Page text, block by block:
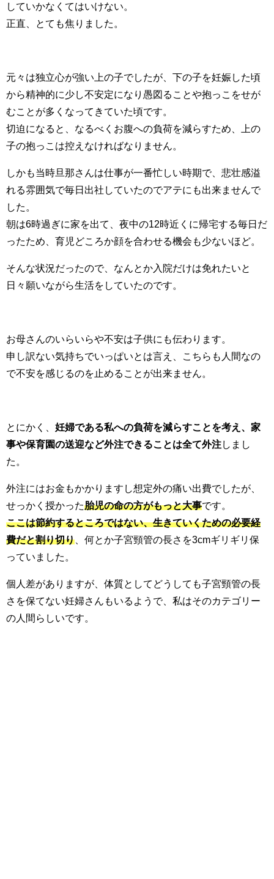
していかなくてはいけない。
正直、とても焦りました。
元々は独立心が強い上の子でしたが、下の子を妊娠した頃
から精神的に少し不安定になり愚図ることや抱っこをせが
むことが多くなってきていた頃です。
切迫になると、なるべくお腹への負荷を減らすため、上の
子の抱っこは控えなければなりません。
しかも当時旦那さんは仕事が一番忙しい時期で、悲壮感溢
れる雰囲気で毎日出社していたのでアテにも出来ませんで
した。
朝は6時過ぎに家を出て、夜中の12時近くに帰宅する毎日だ
ったため、育児どころか顔を合わせる機会も少ないほど。
そんな状況だったので、なんとか入院だけは免れたいと
日々願いながら生活をしていたのです。
お母さんのいらいらや不安は子供にも伝わります。
申し訳ない気持ちでいっぱいとは言え、こちらも人間なの
で不安を感じるのを止めることが出来ません。
とにかく、 妊婦である私への負荷を減らすことを考え、家
事や保育園の送迎など外注できることは全て外注しまし
た。
外注にはお金もかかりますし想定外の痛い出費でしたが、
せっかく授かった胎児の命の方がもっと大事です。
ここは節約するところではない、生きていくための必要経
費だと割り切り 、何とか子宮頸管の長さを3cmギリギリ保
っていました。
個人差がありますが、体質としてどうしても子宮頸管の長
さを保てない妊婦さんもいるようで、私はそのカテゴリー
の人間らしいです。